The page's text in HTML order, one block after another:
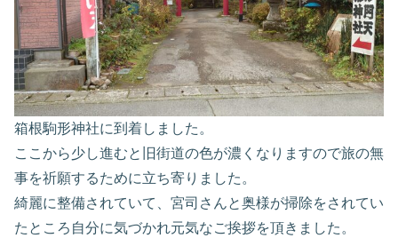
箱根駒形神社に到着しました。
ここから少し進むと旧街道の色が濃くなりますので旅の無
事を祈願するために立ち寄りました。
綺麗に整備されていて、宮司さんと奥様が掃除をされてい
たところ自分に気づかれ元気なご挨拶を頂きました。